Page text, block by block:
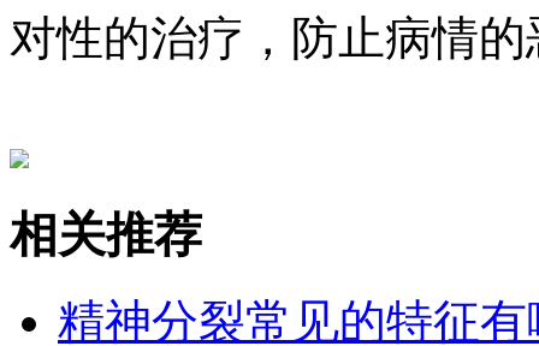
对性的治疗，防止病情的
相关推荐
精神分裂常见的特征